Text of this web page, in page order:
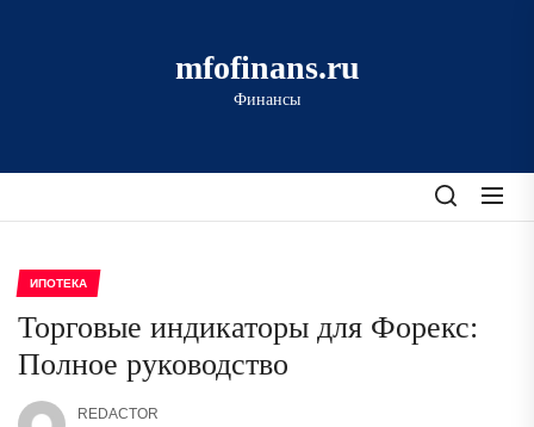
mfofinans.ru
Финансы
ИПОТЕКА
Торговые индикаторы для Форекс:
Полное руководство
REDACTOR